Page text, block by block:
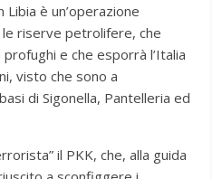
è un’operazione
riserve petrolifere, che
e che esporrà l’Italia
visto che sono a
di Sigonella, Pantelleria ed
il PKK, che, alla guida